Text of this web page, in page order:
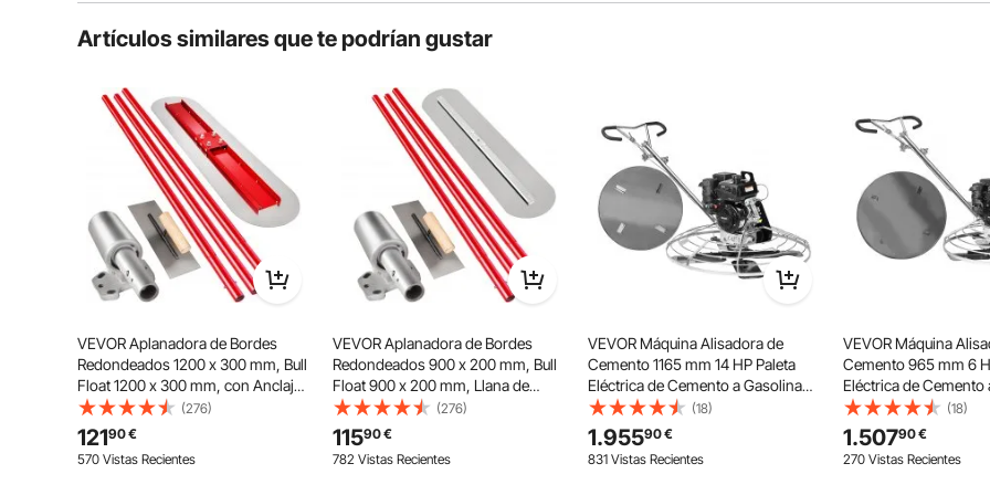
¿Es duradero el producto?
Haz la primera pregunta
Artículos similares que te podrían gustar
VEVOR Aplanadora de Bordes
Redondeados 1200 x 300 mm, Bull
Float 1200 x 300 mm, con Anclaje
Ajustable, Llana para Suelos, Paleta
Albañil
(276)
12190€
570 Vistas Recientes
VEVOR Aplanadora de Bordes
Redondeados 900 x 200 mm, Bull
Float 900 x 200 mm, Llana de
Hormigón de Acero, Llana de Yeso
de 1,8 m con Anclaje Ajustable
Llana para Suelos Paleta Albañil,
Superficie Lisa
(276)
11590€
782 Vistas Recientes
VEVOR Máquina Alisadora de
Cemento 1165 mm 14 HP Paleta
Eléctrica de Cemento a Gasolina
Resistente con Plataforma Flotante
Hoja de Paleta para Superficie de
Concreto Lisa, Cemento de
Concreto
(18)
1.95590€
831 Vistas Recientes
VEVOR Máquina
Cemento 965 mm 6
Eléctrica de Cemento
Resistente con
Hoja de Paleta para
Concreto Lisa,
Concreto
(18)
1.50790€
270 Vistas Recientes